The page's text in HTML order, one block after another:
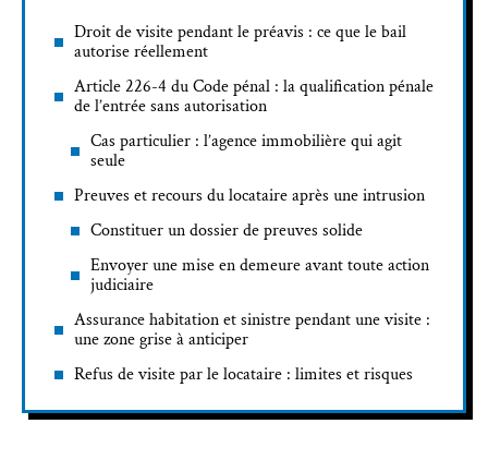
Droit de visite pendant le préavis : ce que le bail
autorise réellement
Article 226-4 du Code pénal : la qualification pénale
de l’entrée sans autorisation
Cas particulier : l’agence immobilière qui agit
seule
Preuves et recours du locataire après une intrusion
Constituer un dossier de preuves solide
Envoyer une mise en demeure avant toute action
judiciaire
Assurance habitation et sinistre pendant une visite :
une zone grise à anticiper
Refus de visite par le locataire : limites et risques